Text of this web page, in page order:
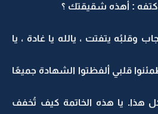
كتفه : أهذه شقيقتك ؟
وقلبُه يتفتت ، يالله يا غادة ، يا
قلبي ألفظتوا الشهادة جميعًا
كل هذا. يا هذه الخاتمة كيف تُخفف